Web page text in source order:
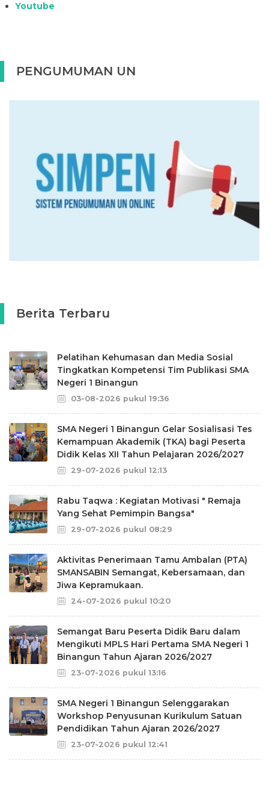
Youtube
PENGUMUMAN UN
Berita Terbaru
Pelatihan Kehumasan dan Media Sosial
Tingkatkan Kompetensi Tim Publikasi SMA
Negeri 1 Binangun
03-08-2026 pukul 19:36
SMA Negeri 1 Binangun Gelar Sosialisasi Tes
Kemampuan Akademik (TKA) bagi Peserta
Didik Kelas XII Tahun Pelajaran 2026/2027
29-07-2026 pukul 12:13
Rabu Taqwa : Kegiatan Motivasi " Remaja
Yang Sehat Pemimpin Bangsa"
29-07-2026 pukul 08:29
Aktivitas Penerimaan Tamu Ambalan (PTA)
SMANSABIN Semangat, Kebersamaan, dan
Jiwa Kepramukaan.
24-07-2026 pukul 10:20
Semangat Baru Peserta Didik Baru dalam
Mengikuti MPLS Hari Pertama SMA Negeri 1
Binangun Tahun Ajaran 2026/2027
23-07-2026 pukul 13:16
SMA Negeri 1 Binangun Selenggarakan
Workshop Penyusunan Kurikulum Satuan
Pendidikan Tahun Ajaran 2026/2027
23-07-2026 pukul 12:41